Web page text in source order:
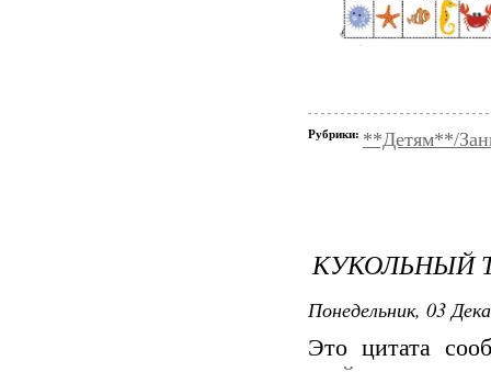
Рубрики: **Детям**/
КУКОЛЬНЫЙ
Понедельник, 03
Это цитата